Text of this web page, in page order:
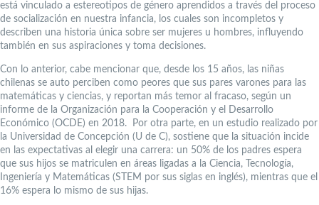
está vinculado a estereotipos de género aprendidos a través del proceso
de socialización en nuestra infancia, los cuales son incompletos y
describen una historia única sobre ser mujeres u hombres, influyendo
también en sus aspiraciones y toma decisiones.
Con lo anterior, cabe mencionar que, desde los 15 años, las niñas
chilenas se auto perciben como peores que sus pares varones para las
matemáticas y ciencias, y reportan más temor al fracaso, según un
informe de la Organización para la Cooperación y el Desarrollo
Económico (OCDE) en 2018. Por otra parte, en un estudio realizado por
la Universidad de Concepción (U de C), sostiene que la situación incide
en las expectativas al elegir una carrera: un 50% de los padres espera
que sus hijos se matriculen en áreas ligadas a la Ciencia, Tecnología,
Ingeniería y Matemáticas (STEM por sus siglas en inglés), mientras que el
16% espera lo mismo de sus hijas.